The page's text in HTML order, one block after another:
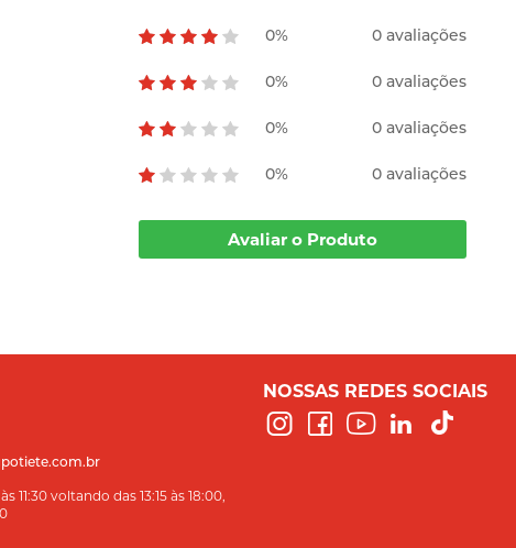
0% 0 avaliações
0% 0 avaliações
0% 0 avaliações
0% 0 avaliações
Avaliar o Produto
11:30 voltando das 13:15 às 18:00,
NOSSAS REDES SOCIAIS